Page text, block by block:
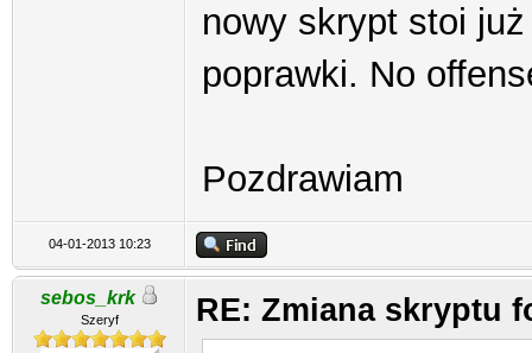
nowy skrypt stoi
poprawki. No
Pozdrawiam
04-01-2013 10:23
sebos_krk
Szeryf RE: Zmiana skryptu